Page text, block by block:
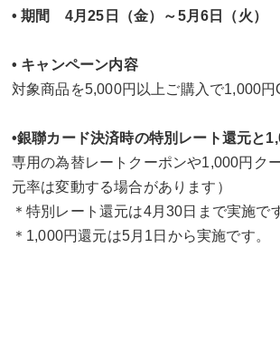
• 期間 4月25日（金）～5月6日（火）
• キャンペーン内容
対象商品を5,000円以上ご購入で1,000円
•銀聯カード決済時の特別レート還元と
専用の為替レートクーポンや1,000円ク
元率は変動する場合があります）
＊特別レート還元は4月30日まで実施で
＊1,000円還元は5月1日から実施です。